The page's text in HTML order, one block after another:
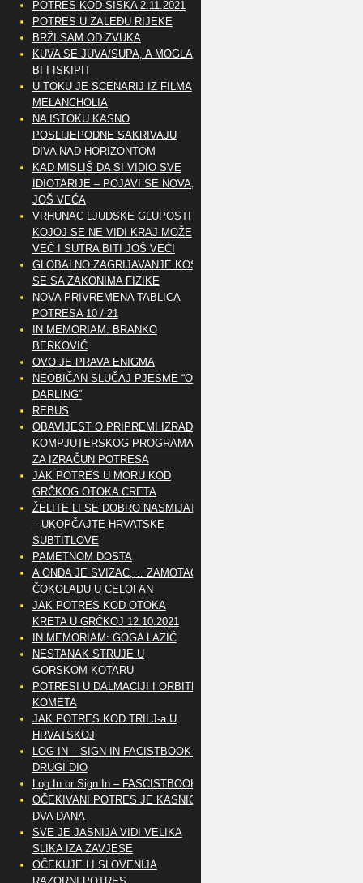
POTRES KOD SISKA 2.11.2021
POTRES U ZALEĐU RIJEKE
BRŽI SAM OD ZVUKA
KUVA SE JUVA/SUPA, A MOGLA
BI I ISKIPIT
U TOKU JE SCENARIJ IZ FILMA
MELANCHOLIA
NA ISTOKU KASNO
POSLIJEPODNE SAKRIVAJU
DIVA NAD HORIZONTOM
KAD MISLIŠ DA SI VIDIO SVE
IDIOTARIJE – POJAVI SE NOVA,..
JOŠ VEĆA
VRHUNAC LJUDSKE GLUPOSTI
KOJOJ SE NE VIDI KRAJ MOŽE
VEĆ I SUTRA BITI JOŠ VEĆI
GLOBALNO ZAGRIJAVANJE KOSI
SE SA ZAKONIMA FIZIKE
NOVA PRIVREMENA TABLICA
POTRESA 10 / 21
IN MEMORIAM: BRANKO
BERKOVIĆ
OVO JE PRAVA ENIGMA
NEOBIČAN SLUČAJ PJESME “OH
DARLING”
REBUS
OBAVIJEST O PRIPREMI IZRADE
KOMPJUTERSKOG PROGRAMA
ZA IZRAČUN POTRESA
JAK POTRES U MORU KOD
GRČKOG OTOKA CRETA
ŽELITE LI SE DOBRO NASMIJATI
– UKOPČAJTE HRVATSKE
SUBTITLOVE
PAMETNOM DOSTA
A ONDA JE SVIZAC,… ZAMOTAO
ČOKOLADU U CELOFAN
JAK POTRES KOD OTOKA
KRETA U GRČKOJ 12.10.2021
IN MEMORIAM: GOGA LAZIĆ
NESTANAK STRUJE U
GORSKOM KOTARU
POTRESI U DALMACIJI I ORBITE
KOMETA
JAK POTRES KOD TRILJ-a U
HRVATSKOJ
LOG IN – SIGN IN FACISTBOOK –
DRUGI DIO
Log In or Sign In – FASCISTBOOK
OČEKIVANI POTRES JE KASNIO
DVA DANA
SVE JE JASNIJA VIDI VELIKA
SLIKA IZA ZAVJESE
OČEKUJE LI SLOVENIJA